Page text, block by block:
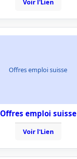
Voir l'Lien
Offres emploi suisse
Offres emploi suisse
Voir l'Lien